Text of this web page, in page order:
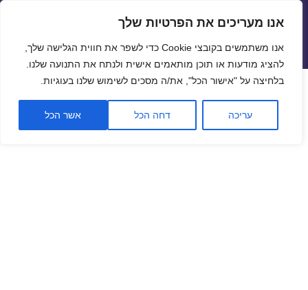
פתח
אנו מעריכים את הפרטיות שלך
אנו משתמשים בקובצי Cookie כדי לשפר את חווית הגלישה שלך,
להציג מודעות או תוכן מותאמים אישית ולנתח את התנועה שלנו.
בלחיצה על "אישור הכל", את/ה מסכים לשימוש שלנו בעוגיות.
עריכה דחה הכל אשר הכל
שערי חליפין יציגים – שער יציג
תפריטים
ווידג'טים
שער ביטקוין לתאריך 13/09/2019